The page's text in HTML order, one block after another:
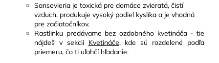
Sansevieria je toxická pre domáce zvieratá, čistí
vzduch, produkuje vysoký podiel kyslíka a je vhodná
pre začiatočníkov.
Rastlinku predávame bez ozdobného kvetináča - tie
nájdeš v sekcii Kvetináče, kde sú rozdelené podľa
priemeru, čo ti uľahčí hľadanie.